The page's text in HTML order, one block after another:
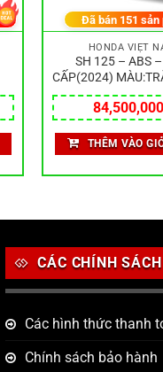
HONDA VIỆT
SH 125 – ABS
CẤP(2024)
Đã bán 151 sản
THÊM VÀO
CÁC CHÍNH SÁCH
Các hình thức thanh
Chính sách bảo hành